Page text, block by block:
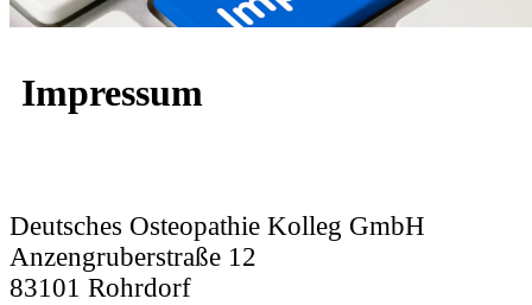
Impressum
Deutsches Osteopathie Kolleg GmbH
Anzengruberstraße 12
83101 Rohrdorf